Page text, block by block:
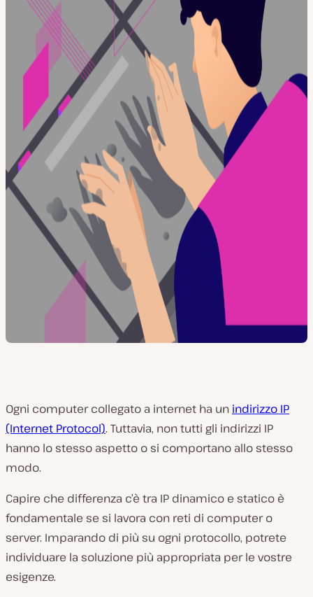
Ogni computer collegato a internet ha un indirizzo IP
(Internet Protocol). Tuttavia, non tutti gli indirizzi IP
hanno lo stesso aspetto o si comportano allo stesso
modo.
Capire che differenza c’è tra IP dinamico e statico è
fondamentale se si lavora con reti di computer o
server. Imparando di più su ogni protocollo, potrete
individuare la soluzione più appropriata per le vostre
esigenze.